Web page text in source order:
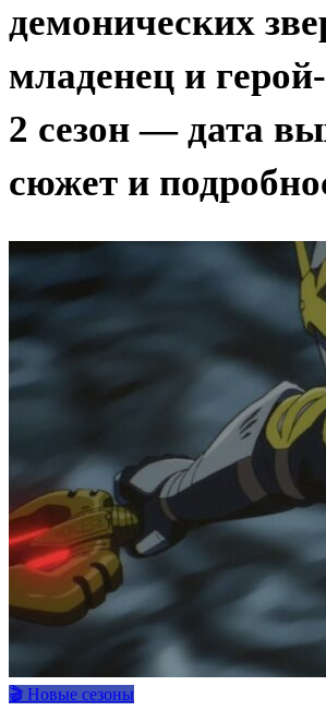
демонических
младенец и
2 сезон — дата
сюжет и
🎬 Новые сезоны